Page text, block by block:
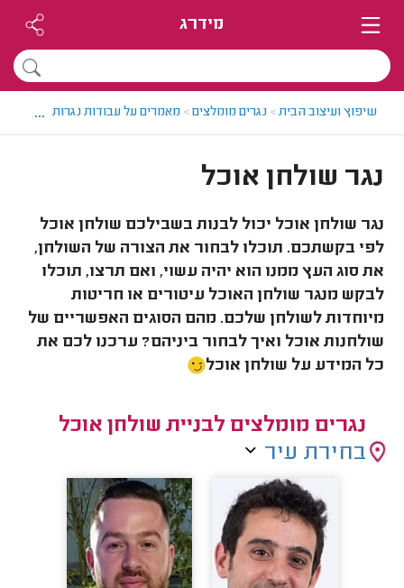
מידרג
שיפוץ ועיצוב הבית> נגרים מומלצים> מאמרים על עבודות נגרות >נגר...
נגר שולחן אוכל
נגר שולחן אוכל יכול לבנות בשבילכם שולחן אוכל
לפי בקשתכם. תוכלו לבחור את הצורה של השולחן,
את סוג העץ ממנו הוא יהיה עשוי, ואם תרצו, תוכלו
לבקש מנגר שולחן האוכל עיטורים או חריטות
מיוחדות לשולחן שלכם. מהם הסוגים האפשריים של
שולחנות אוכל ואיך לבחור ביניהם? ערכנו לכם את
כל המידע על שולחן אוכל
נגרים מומלצים לבניית שולחן אוכל
בחירת עיר